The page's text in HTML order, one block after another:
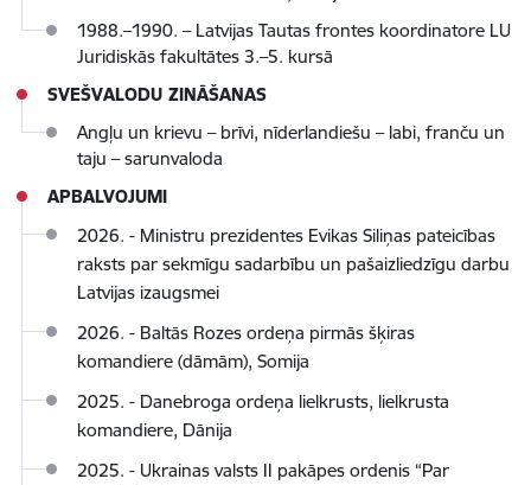
1988.–1990. – Latvijas Tautas frontes koordinatore LU
Juridiskās fakultātes 3.–5. kursā
SVEŠVALODU ZINĀŠANAS
Angļu un krievu – brīvi, nīderlandiešu – labi, franču un
taju – sarunvaloda
APBALVOJUMI
2026. - Ministru prezidentes Evikas Siliņas pateicības
raksts par sekmīgu sadarbību un pašaizliedzīgu darbu
Latvijas izaugsmei
2026. - Baltās Rozes ordeņa pirmās šķiras
komandiere (dāmām), Somija
2025. - Danebroga ordeņa lielkrusts, lielkrusta
komandiere, Dānija
2025. - Ukrainas valsts II pakāpes ordenis “Par